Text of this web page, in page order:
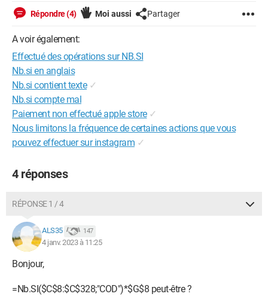
=Nb.SI($C$8:$C$328;"COD"*$G$8)
En gros, si y'a écrit COD, je veux qu'en plus du NB il me le
multiplie par le NB de participants apparaissant sur la ligne en
question
Merci d'avance ! Bonne journée
Windows / Firefox 108.0
Répondre (4) Moi aussi Partager
A voir également:
Effectué des opérations sur NB.SI
Nb.si en anglais
Nb.si contient texte ✓
Nb.si compte mal
Paiement non effectué apple store ✓
Nous limitons la fréquence de certaines actions que vous
pouvez effectuer sur instagram ✓
4 réponses
RÉPONSE 1 / 4
ALS35 147
4 janv. 2023 à 11:25
Bonjour,
=Nb.SI($C$8:$C$328;"COD")*$G$8 peut-être ?